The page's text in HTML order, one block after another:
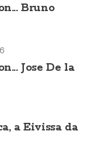
Bruno
Jose De la
a Eivissa da